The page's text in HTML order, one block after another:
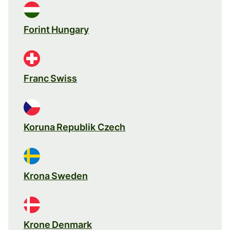
Forint Hungary
Franc Swiss
Koruna Republik Czech
Krona Sweden
Krone Denmark